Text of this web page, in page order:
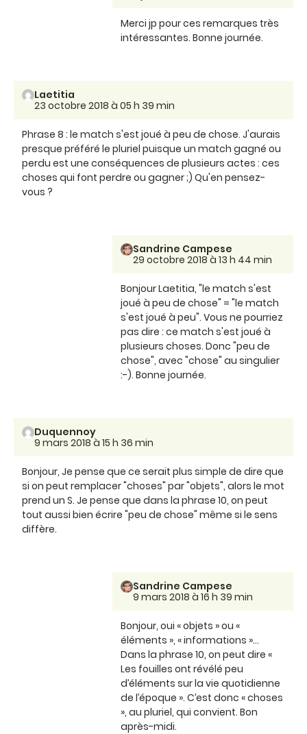
Merci jp pour ces remarques très
intéressantes. Bonne journée.
Laetitia
23 octobre 2018 à 05 h 39 min
Phrase 8 : le match s'est joué à peu de chose. J'aurais
presque préféré le pluriel puisque un match gagné ou
perdu est une conséquences de plusieurs actes : ces
choses qui font perdre ou gagner ;) Qu'en pensez-
vous ?
Sandrine Campese
29 octobre 2018 à 13 h 44 min
Bonjour Laetitia, "le match s'est
joué à peu de chose" = "le match
s'est joué à peu". Vous ne pourriez
pas dire : ce match s'est joué à
plusieurs choses. Donc "peu de
chose", avec "chose" au singulier
:-). Bonne journée.
Duquennoy
9 mars 2018 à 15 h 36 min
Bonjour, Je pense que ce serait plus simple de dire que
si on peut remplacer "choses" par "objets", alors le mot
prend un S. Je pense que dans la phrase 10, on peut
tout aussi bien écrire "peu de chose" même si le sens
diffère.
Sandrine Campese
9 mars 2018 à 16 h 39 min
Bonjour, oui « objets » ou «
éléments », « informations »...
Dans la phrase 10, on peut dire «
Les fouilles ont révélé peu
d’éléments sur la vie quotidienne
de l’époque ». C’est donc « choses
», au pluriel, qui convient. Bon
après-midi.